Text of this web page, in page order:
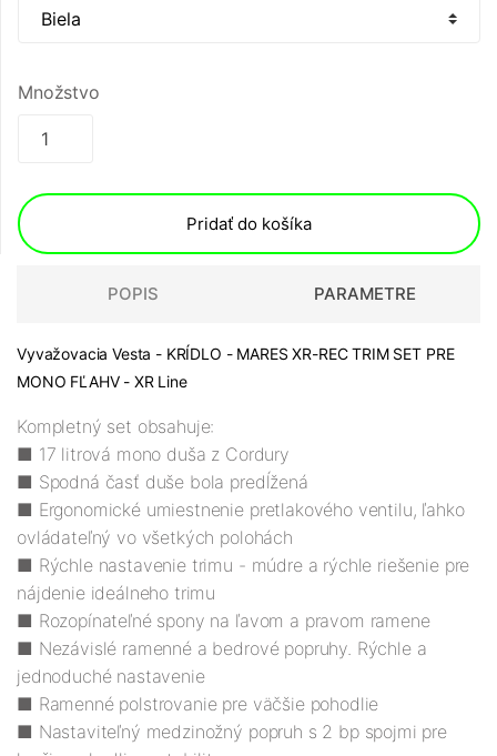
Množstvo
Pridať do košíka
POPIS PARAMETRE
Vyvažovacia Vesta - KRÍDLO - MARES XR-REC TRIM SET PRE
MONO FĽAHV - XR Line
Kompletný set obsahuje:
■ 17 litrová mono duša z Cordury
■ Spodná časť duše bola predĺžená
■ Ergonomické umiestnenie pretlakového ventilu, ľahko
ovládateľný vo všetkých polohách
■ Rýchle nastavenie trimu - múdre a rýchle riešenie pre
nájdenie ideálneho trimu
■ Rozopínateľné spony na ľavom a pravom ramene
■ Nezávislé ramenné a bedrové popruhy. Rýchle a
jednoduché nastavenie
■ Ramenné polstrovanie pre väčšie pohodlie
■ Nastaviteľný medzinožný popruh s 2 bp spojmi pre